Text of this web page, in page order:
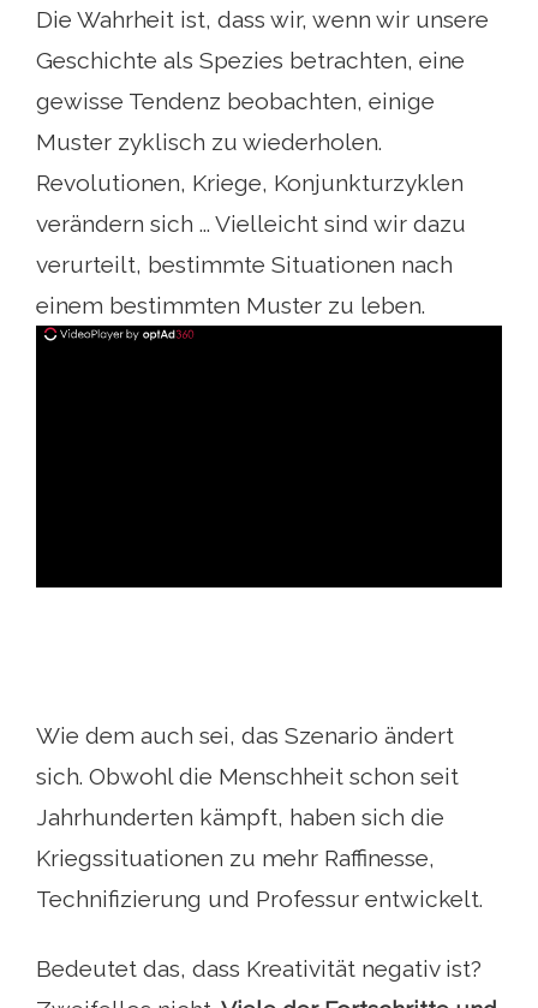
Die Wahrheit ist, dass wir, wenn wir unsere
Geschichte als Spezies betrachten, eine
gewisse Tendenz beobachten, einige
Muster zyklisch zu wiederholen.
Revolutionen, Kriege, Konjunkturzyklen
verändern sich ... Vielleicht sind wir dazu
verurteilt, bestimmte Situationen nach
einem bestimmten Muster zu leben.
Wie dem auch sei, das Szenario ändert
sich. Obwohl die Menschheit schon seit
Jahrhunderten kämpft, haben sich die
Kriegssituationen zu mehr Raffinesse,
Technifizierung und Professur entwickelt.
Bedeutet das, dass Kreativität negativ ist?